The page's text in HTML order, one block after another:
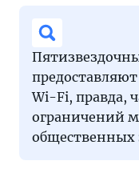
Wi-Fi, правда,
ограничений
общественных